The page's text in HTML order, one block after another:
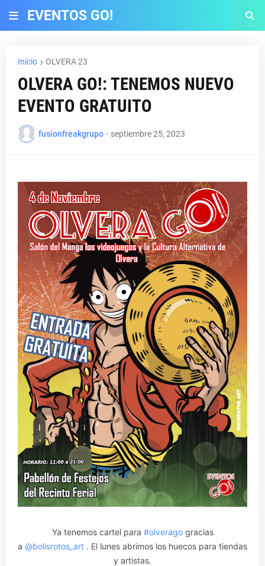
EVENTOS GO!
Inicio OLVERA 23
OLVERA GO!: TENEMOS NUEVO
EVENTO GRATUITO
fusionfreakgrupo - septiembre 25, 2023
Ya tenemos cartel para #olveragogracias
a @bolisrotos_art . El lunes abrimos los huecos para tiendas
y artistas.